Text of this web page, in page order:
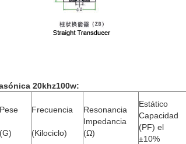
20khz100w:
Pese
(G)
Frecuencia
(Kilociclo)
Resonancia
Impedancia
(Ω)
Estático
Capacidad
(PF) el
±10%